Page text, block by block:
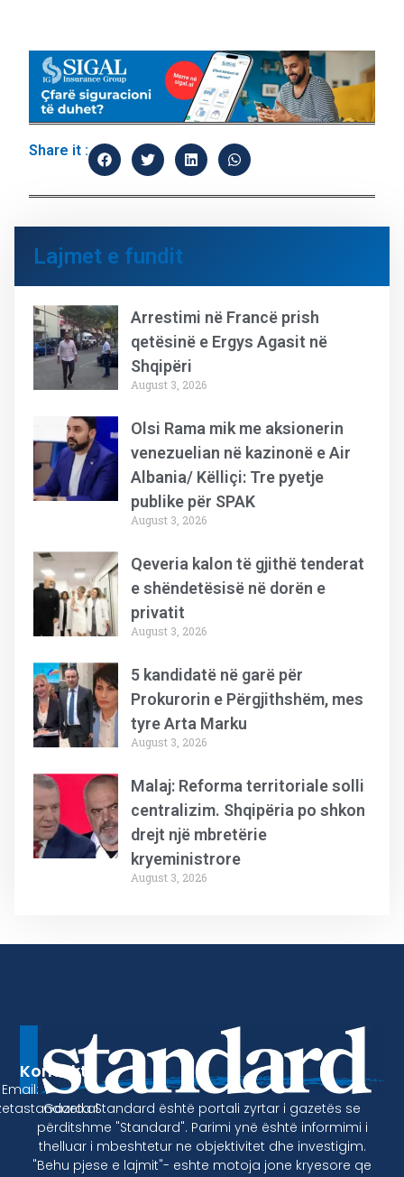
Share it :
Lajmet e fundit
Arrestimi në Francë prish
qetësinë e Ergys Agasit në
Shqipëri
August 3, 2026
Olsi Rama mik me aksionerin
venezuelian në kazinonë e Air
Albania/ Këlliçi: Tre pyetje
publike për SPAK
August 3, 2026
Qeveria kalon të gjithë tenderat
e shëndetësisë në dorën e
privatit
August 3, 2026
5 kandidatë në garë për
Prokurorin e Përgjithshëm, mes
tyre Arta Marku
August 3, 2026
Malaj: Reforma territoriale solli
centralizim. Shqipëria po shkon
drejt një mbretërie
kryeministrore
August 3, 2026
Gazeta Standard është portali zyrtar i gazetës se
përditshme "Standard". Parimi ynë është informimi i
thelluar i mbeshtetur ne objektivitet dhe investigim.
"Behu pjese e lajmit"- eshte motoja jone kryesore qe
Kontakt
Email: